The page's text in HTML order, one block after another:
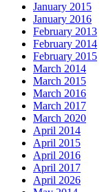
January 2015
January 2016
February 2013
February 2014
February 2015
March 2014
March 2015
March 2016
March 2017
March 2020
April 2014
April 2015
April 2016
April 2017
April 2026